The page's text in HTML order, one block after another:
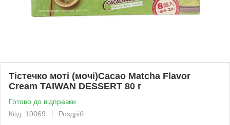
Тістечко моті (мочі)Cacao Matcha Flavor
Cream TAIWAN DESSERT 80 г
Готово до відправки
Код: 10069
Роздріб